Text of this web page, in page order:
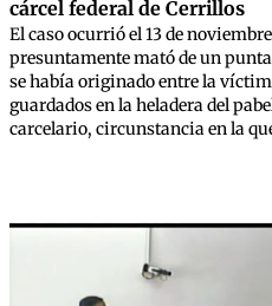
cárcel federal de Cerrillos
El caso ocurrió el 13 de
presuntamente mató de un
se había originado entre la
guardados en la heladera del
carcelario, circunstancia en la